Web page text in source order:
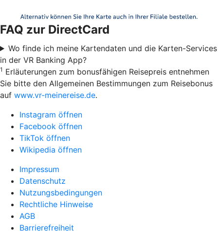
FAQ zur DirectCard
Wo finde ich meine Kartendaten und die Karten-Services
in der VR Banking App?
1 Erläuterungen zum bonusfähigen Reisepreis entnehmen
Sie bitte den Allgemeinen Bestimmungen zum Reisebonus
auf www.vr-meinereise.de.
Instagram öffnen
Facebook öffnen
TikTok öffnen
Wikipedia öffnen
Impressum
Datenschutz
Nutzungsbedingungen
Rechtliche Hinweise
AGB
Barrierefreiheit